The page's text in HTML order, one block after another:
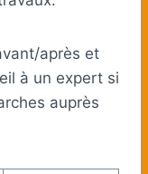
après et
à un expert si
auprès